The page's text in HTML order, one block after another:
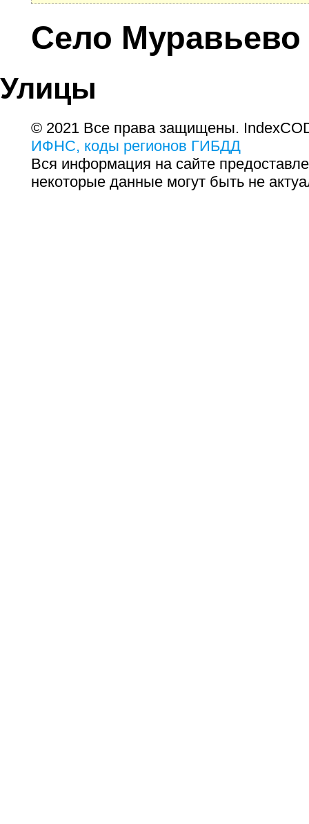
Село Муравьево
Улицы
© 2021 Все права защищены.
ИФНС, коды регионов ГИБДД
Вся информация на сайте
некоторые данные могут быть не